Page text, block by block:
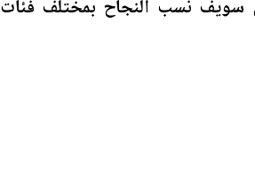
سويف نسب النجاح بمختلف فئات